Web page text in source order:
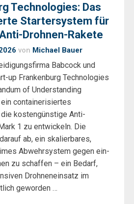
Technologies: Das
Startersystem für
Drohnen-Rakete
von Michael Bauer
Babcock und
up Frankenburg Technologies
of Understanding
containerisiertes
kostengünstige Anti-
1 zu entwickeln. Die
ab, ein skalierbares,
Abwehrsystem gegen ein-
zu schaffen – ein Bedarf,
Drohneneinsatz im
geworden …